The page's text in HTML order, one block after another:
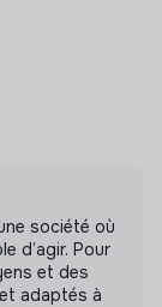
transmis
société où
d’agir. Pour
et des
adaptés à